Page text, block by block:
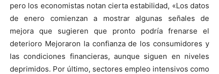
pero los economistas notan cierta estabilidad, «Los datos
de enero comienzan a mostrar algunas señales de
mejora que sugieren que pronto podría frenarse el
deterioro Mejoraron la confianza de los consumidores y
las condiciones financieras, aunque siguen en niveles
deprimidos. Por último, sectores empleo intensivos como